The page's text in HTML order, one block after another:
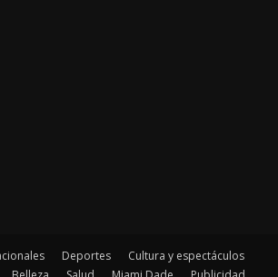
Deportes
Cultura y espectáculos